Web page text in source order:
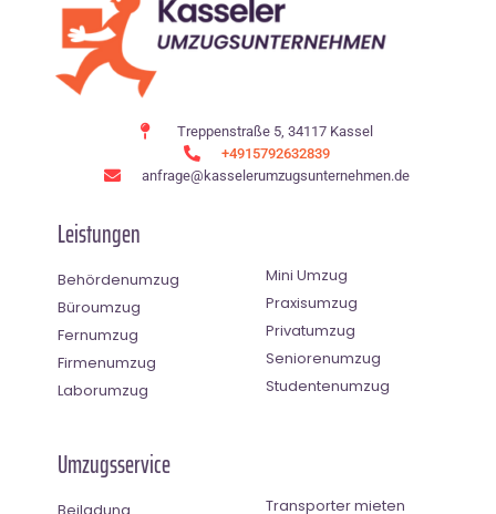
Treppenstraße 5, 34117 Kassel
+4915792632839
anfrage@kasselerumzugsunternehmen.de
Leistungen
Behördenumzug
Büroumzug
Fernumzug
Firmenumzug
Laborumzug
Mini Umzug
Praxisumzug
Privatumzug
Seniorenumzug
Studentenumzug
Umzugsservice
Beiladung Transporter mieten